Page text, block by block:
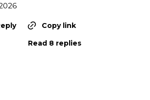
Copy link
Read 8 replies